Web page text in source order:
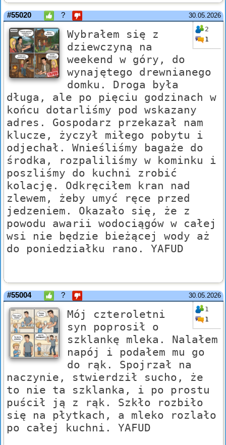
30.05.2026
#55020 ?
2
1
Wybrałem się z
dziewczyną na
weekend w góry, do
wynajętego drewnianego
domku. Droga była
długa, ale po pięciu godzinach w
końcu dotarliśmy pod wskazany
adres. Gospodarz przekazał nam
klucze, życzył miłego pobytu i
odjechał. Wnieśliśmy bagaże do
środka, rozpaliliśmy w kominku i
poszliśmy do kuchni zrobić
kolację. Odkręciłem kran nad
zlewem, żeby umyć ręce przed
jedzeniem. Okazało się, że z
powodu awarii wodociągów w całej
wsi nie będzie bieżącej wody aż
do poniedziałku rano. YAFUD
30.05.2026
#55004 ?
1
1
Mój czteroletni
syn poprosił o
szklankę mleka. Nalałem
napój i podałem mu go
do rąk. Spojrzał na
naczynie, stwierdził sucho, że
to nie ta szklanka, i po prostu
puścił ją z rąk. Szkło rozbiło
się na płytkach, a mleko rozlało
po całej kuchni. YAFUD